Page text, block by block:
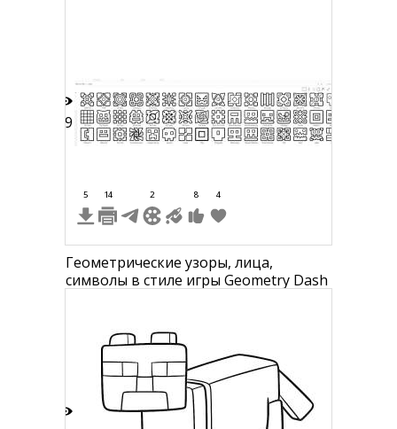
49
5 14 2 8 4
Геометрические узоры, лица,
символы в стиле игры Geometry Dash